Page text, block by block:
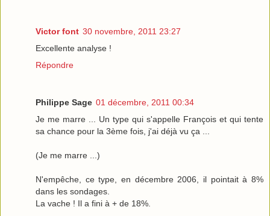
Victor font 30 novembre, 2011 23:27
Excellente analyse !
Répondre
Philippe Sage 01 décembre, 2011 00:34
Je me marre ... Un type qui s'appelle François et qui tente
sa chance pour la 3ème fois, j'ai déjà vu ça ...
(Je me marre ...)
N'empêche, ce type, en décembre 2006, il pointait à 8%
dans les sondages.
La vache ! Il a fini à + de 18%.